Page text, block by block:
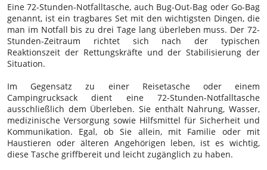
Eine 72-Stunden-Notfalltasche, auch Bug-Out-Bag oder Go-Bag
genannt, ist ein tragbares Set mit den wichtigsten Dingen, die
man im Notfall bis zu drei Tage lang überleben muss. Der 72-
Stunden-Zeitraum richtet sich nach der typischen
Reaktionszeit der Rettungskräfte und der Stabilisierung der
Situation.
Im Gegensatz zu einer Reisetasche oder einem
Campingrucksack dient eine 72-Stunden-Notfalltasche
ausschließlich dem Überleben. Sie enthält Nahrung, Wasser,
medizinische Versorgung sowie Hilfsmittel für Sicherheit und
Kommunikation. Egal, ob Sie allein, mit Familie oder mit
Haustieren oder älteren Angehörigen leben, ist es wichtig,
diese Tasche griffbereit und leicht zugänglich zu haben.